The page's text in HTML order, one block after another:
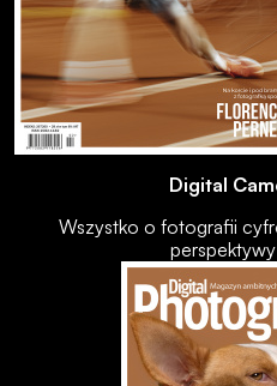
Digital
Wszystko o fotografii